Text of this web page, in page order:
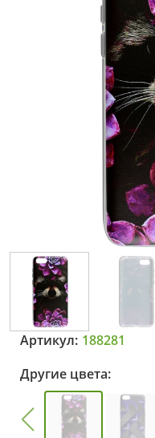
Артикул: 188281
Другие цвета: